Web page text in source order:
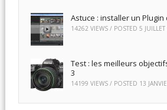
Astuce : installer un Plugin
14262 VIEWS / POSTED 5
Test : les meilleurs
3
14199 VIEWS / POSTED 13